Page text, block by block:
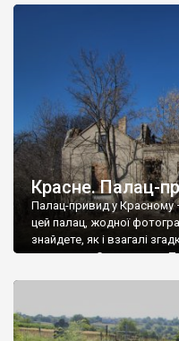
Красне. Палац-
Палац-привид у Красному
цей палац, жодної
знайдете, як і взагалі
мешканець Самгородка.